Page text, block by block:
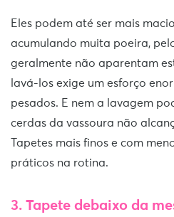
Eles podem até ser mais
acumulando muita poeira,
geralmente não aparentam
lavá-los exige um esforço
pesados. E nem a lavagem
cerdas da vassoura não
Tapetes mais finos e com
práticos na rotina.
3. Tapete debaixo da